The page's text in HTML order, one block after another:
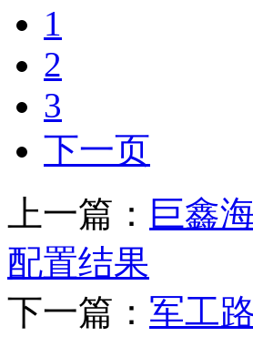
1
2
3
下一页
上一篇： 巨鑫
配置结果
下一篇： 军工